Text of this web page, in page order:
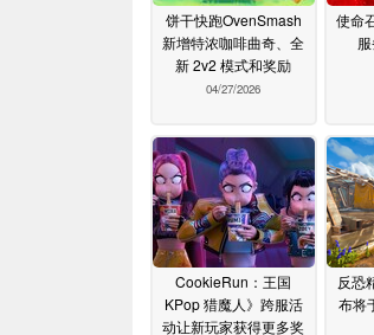
饼干快跑OvenSmash
新增特浓咖啡曲奇、全
新 2v2 模式和奖励
04/27/2026
使命
CookieRun：王国
KPop 猎魔人》跨服活
动让新玩家获得更多奖
反恐
布将